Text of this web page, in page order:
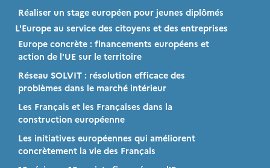
Réaliser un stage européen pour jeunes diplômés
L'Europe au service des citoyens et des entreprises
Europe concrète : financements européens et
action de l'UE sur le territoire
Réseau SOLVIT : résolution efficace des
problèmes dans le marché intérieur
Les Français et les Françaises dans la
construction européenne
Les initiatives européennes qui améliorent
concrètement la vie des Français